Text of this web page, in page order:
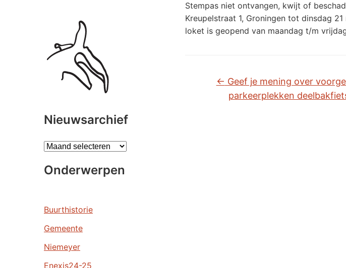
Nieuwsarchief
A
c
e
e
n
Onderwerpen
Buurthistorie
Gemeente
Niemeyer
Enexis24-25
Stempas niet ontvangen, kwijt of
Kreupelstraat 1, Groningen tot dinsdag
loket is geopend van maandag t/m
← Geef je mening over
parkeerplekken